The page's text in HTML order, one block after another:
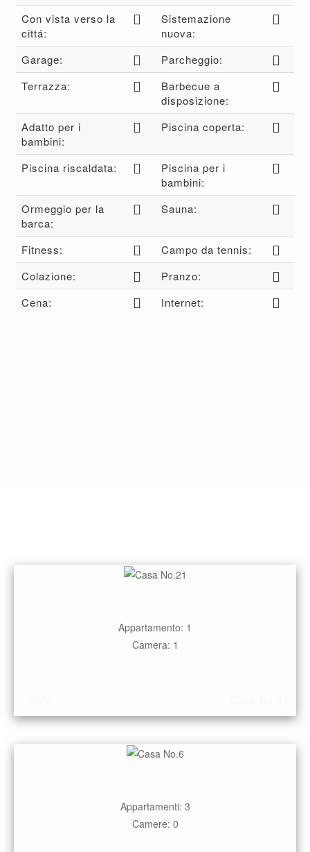
Con vista verso la
cittá:
Sistemazione
nuova:
Garage:
Parcheggio:
Terrazza:
Barbecue a
disposizione:
Adatto per i
bambini:
Piscina coperta:
Piscina riscaldata:
Piscina per i
bambini:
Ormeggio per la
barca:
Sauna:
Fitness:
Campo da tennis:
Colazione:
Pranzo:
Cena:
Internet:
Appartamento: 1
Camera: 1
Appartamenti: 3
Camere: 0